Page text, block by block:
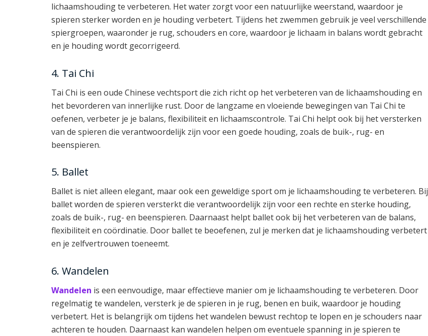
lichaamshouding te verbeteren. Het water zorgt voor een natuurlijke weerstand, waardoor je
spieren sterker worden en je houding verbetert. Tijdens het zwemmen gebruik je veel verschillende
spiergroepen, waaronder je rug, schouders en core, waardoor je lichaam in balans wordt gebracht
en je houding wordt gecorrigeerd.
4. Tai Chi
Tai Chi is een oude Chinese vechtsport die zich richt op het verbeteren van de lichaamshouding en
het bevorderen van innerlijke rust. Door de langzame en vloeiende bewegingen van Tai Chi te
oefenen, verbeter je je balans, flexibiliteit en lichaamscontrole. Tai Chi helpt ook bij het versterken
van de spieren die verantwoordelijk zijn voor een goede houding, zoals de buik-, rug- en
beenspieren.
5. Ballet
Ballet is niet alleen elegant, maar ook een geweldige sport om je lichaamshouding te verbeteren. Bij
ballet worden de spieren versterkt die verantwoordelijk zijn voor een rechte en sterke houding,
zoals de buik-, rug- en beenspieren. Daarnaast helpt ballet ook bij het verbeteren van de balans,
flexibiliteit en coördinatie. Door ballet te beoefenen, zul je merken dat je lichaamshouding verbetert
en je zelfvertrouwen toeneemt.
6. Wandelen
Wandelen is een eenvoudige, maar effectieve manier om je lichaamshouding te verbeteren. Door
regelmatig te wandelen, versterk je de spieren in je rug, benen en buik, waardoor je houding
verbetert. Het is belangrijk om tijdens het wandelen bewust rechtop te lopen en je schouders naar
achteren te houden. Daarnaast kan wandelen helpen om eventuele spanning in je spieren te